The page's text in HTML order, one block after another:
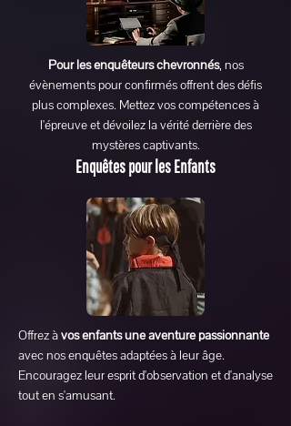
Pour les enquêteurs chevronnés, nos
évènements pour confirmés offrent des défis
plus complexes. Mettez vos compétences à
l'épreuve et dévoilez la vérité derrière des
mystères captivants.
Enquêtes pour les Enfants
Offrez àvos enfants une aventure passionnante
avec nos enquêtes adaptées à leur âge.
Encouragez leur esprit d'observation et d'analyse
tout en s'amusant.